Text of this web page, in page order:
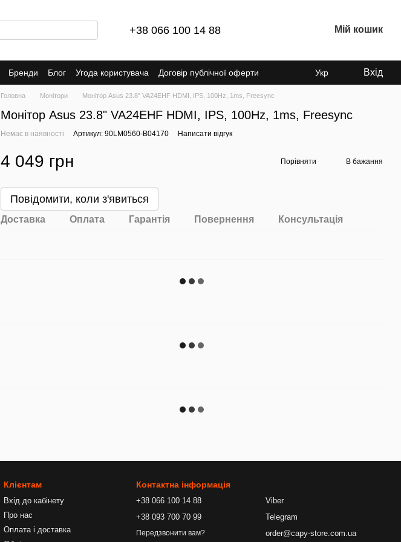
+38 066 100 14 88 Мій кошик
Бренди Блог Угода користувача
Договір публічної оферти
Укр Вхід
Головна Монітори Монітор Asus 23.8" VA24EHF HDMI, IPS, 100Hz, 1ms, Freesync
Монітор Asus 23.8" VA24EHF HDMI, IPS, 100Hz, 1ms, Freesync
Немає в наявності Артикул: 90LM0560-B04170 Написати відгук
4 049 грн Порівняти В бажання
Повідомити, коли з'явиться
Доставка Оплата Гарантія Повернення Консультація
Клієнтам
Вхід до кабінету
Про нас
Оплата і доставка
Контактна інформація
+38 066 100 14 88
+38 093 700 70 99
Передзвонити вам?
Viber
Telegram
order@capy-store.com.ua